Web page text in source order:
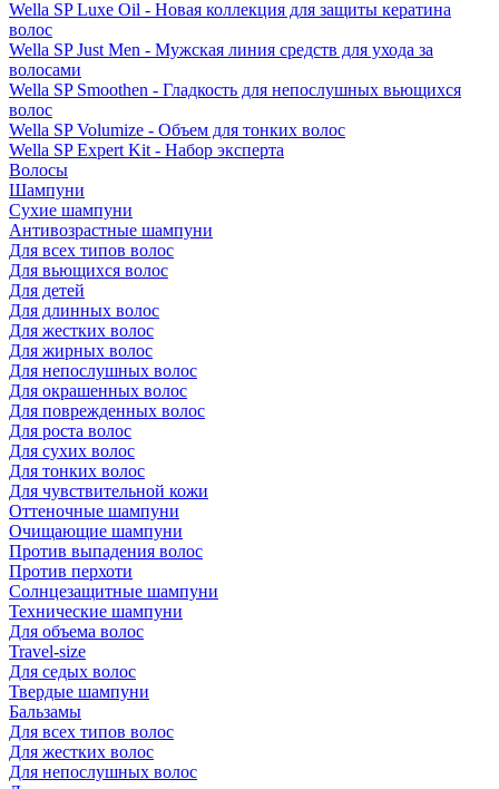
Wella SP Luxe Oil - Новая коллекция для защиты кератина
волос
Wella SP Just Men - Мужская линия средств для ухода за
волосами
Wella SP Smoothen - Гладкость для непослушных вьющихся
волос
Wella SP Volumize - Объем для тонких волос
Wella SP Expert Kit - Набор эксперта
Волосы
Шампуни
Сухие шампуни
Антивозрастные шампуни
Для всех типов волос
Для вьющихся волос
Для детей
Для длинных волос
Для жестких волос
Для жирных волос
Для непослушных волос
Для окрашенных волос
Для поврежденных волос
Для роста волос
Для сухих волос
Для тонких волос
Для чувствительной кожи
Оттеночные шампуни
Очищающие шампуни
Против выпадения волос
Против перхоти
Солнцезащитные шампуни
Технические шампуни
Для объема волос
Travel-size
Для седых волос
Твердые шампуни
Бальзамы
Для всех типов волос
Для жестких волос
Для непослушных волос